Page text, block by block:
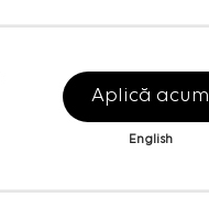
Aplică acum
English